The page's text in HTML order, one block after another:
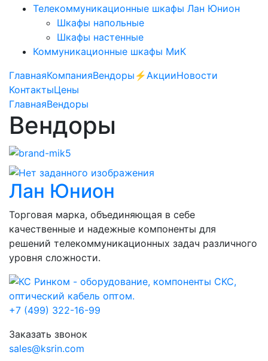
Телекоммуникационные шкафы Лан Юнион
Шкафы напольные
Шкафы настенные
Коммуникационные шкафы МиК
ГлавнаяКомпанияВендоры ⚡️АкцииНовости
КонтактыЦены
ГлавнаяВендоры
Вендоры
Лан Юнион
Торговая марка, объединяющая в себе
качественные и надежные компоненты для
решений телекоммуникационных задач различного
уровня сложности.
+7 (499) 322-16-99
Заказать звонок
sales@ksrin.com